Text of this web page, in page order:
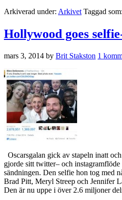
Arkiverad under: Arkivet Taggad som:
Hollywood goes
mars 3, 2014 by Brit Stakston 1
Oscarsgalan gick av stapeln inatt
gjorde sitt twitter– och
sändningen. Den selfie hon tog med
Brad Pitt, Meryl Streep och Jennifer
Den är nu uppe i över 2.6 miljoner